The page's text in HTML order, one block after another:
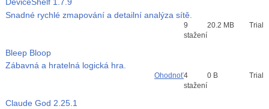
Snadné rychlé zmapování a detailní analýza sítě.
Průměr hodnocení
9
stažení
20.2 MB Trial
Bleep Bloop
Zábavná a hratelná logická hra.
Ohodnoť4
stažení
0 B Trial
Claude God 2.25.1